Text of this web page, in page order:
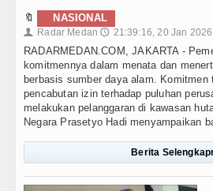
🔖 NASIONAL
👤 Radar Medan 🕔 21:39:16, 20 Jan 2026
RADARMEDAN.COM, JAKARTA -
komitmennya dalam menata dan
berbasis sumber daya alam.
pencabutan izin terhadap puluhan
melakukan pelanggaran di kawasan
Negara Prasetyo Hadi menyampaikan
Berita